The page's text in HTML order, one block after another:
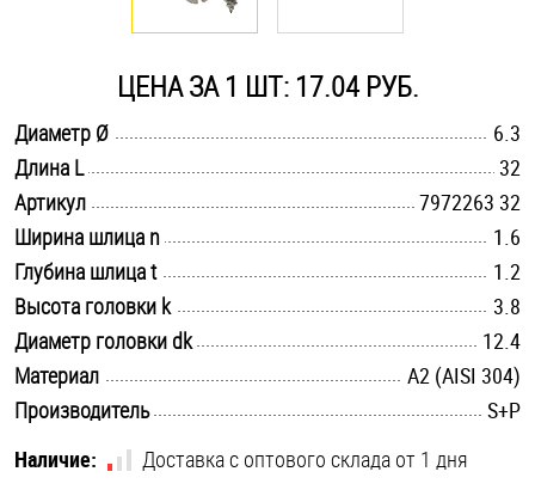
Саморезы и шурупы
Стопорные кольца
Такелаж
Хомуты
Шайбы
Шпильки
Шплинты
Штифты и пальцы
ЦЕНА ЗА 1 ШТ: 17.04 РУБ.
Диаметр Ø
6.3
Длина L
32
Артикул
7972263 32
Ширина шлица n
1.6
Глубина шлица t
1.2
Высота головки k
3.8
Диаметр головки dk
12.4
Материал
А2 (AISI 304)
Производитель
S+P
Наличие:
Доставка с оптового склада от 1 дня